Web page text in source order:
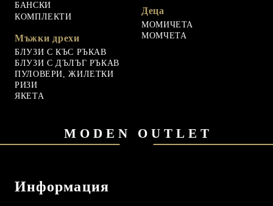
БАНСКИ
КОМПЛЕКТИ
Мъжки дрехи
БЛУЗИ С КЪС РЪКАВ
БЛУЗИ С ДЪЛЪГ РЪКАВ
ПУЛОВЕРИ, ЖИЛЕТКИ
РИЗИ
ЯКЕТА
Деца
МОМИЧЕТА
МОМЧЕТА
MODEN OUTLET
Информация